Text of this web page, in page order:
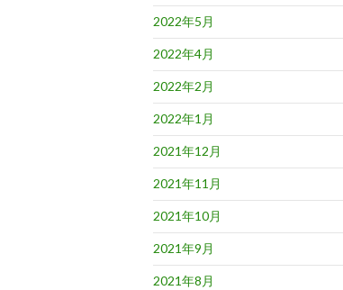
2022年5月
2022年4月
2022年2月
2022年1月
2021年12月
2021年11月
2021年10月
2021年9月
2021年8月